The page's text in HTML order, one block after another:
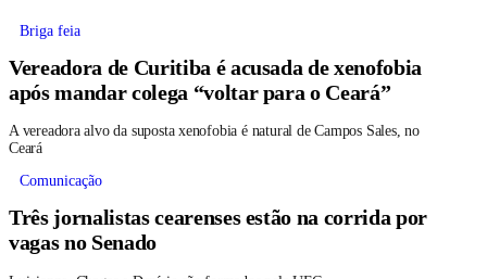
Briga feia
Vereadora de Curitiba é acusada de xenofobia
após mandar colega “voltar para o Ceará”
A vereadora alvo da suposta xenofobia é natural de Campos Sales, no
Ceará
Comunicação
Três jornalistas cearenses estão na corrida por
vagas no Senado